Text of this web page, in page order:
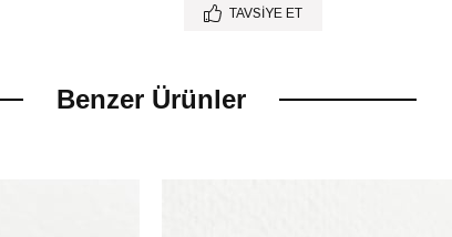
TAVSIYE ET
Benzer Ürünler